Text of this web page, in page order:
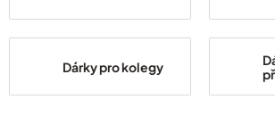
Dárky pro kolegy